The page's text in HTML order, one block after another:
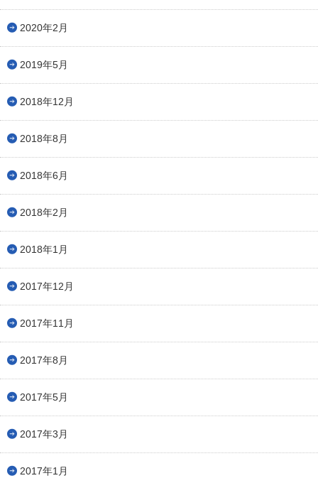
2020年2月
2019年5月
2018年12月
2018年8月
2018年6月
2018年2月
2018年1月
2017年12月
2017年11月
2017年8月
2017年5月
2017年3月
2017年1月